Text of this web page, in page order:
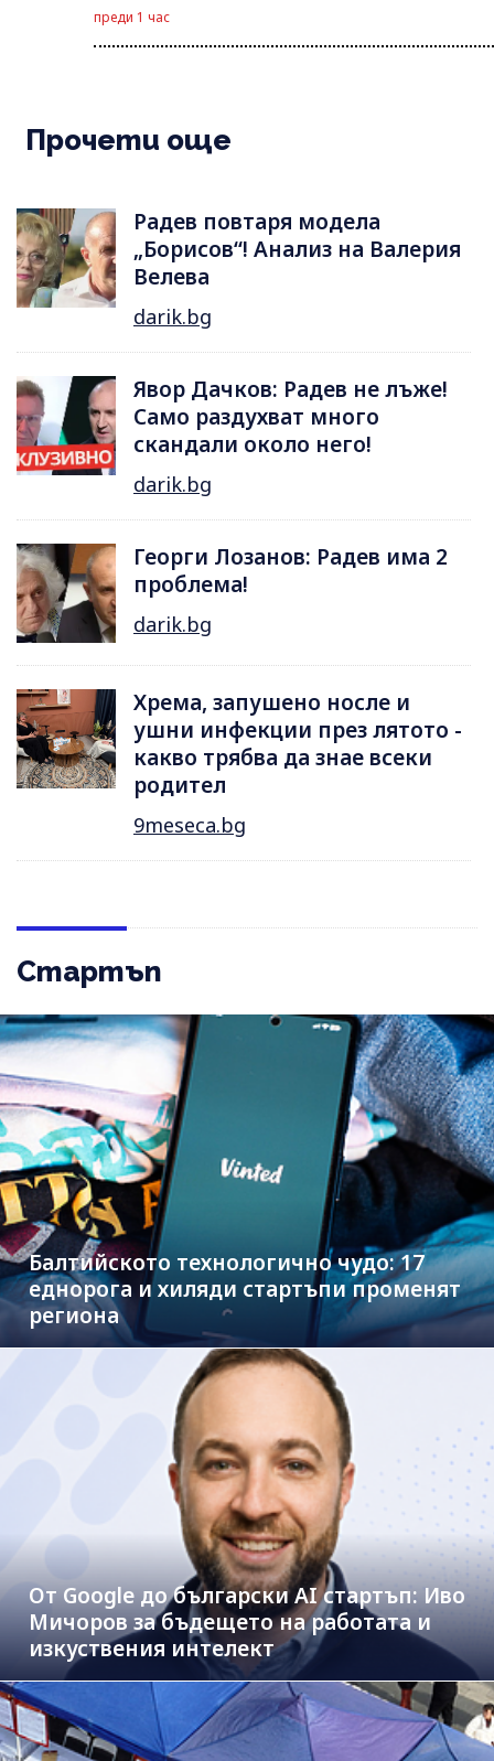
преди 1 час
Прочети още
Радев повтаря модела
„Борисов“! Анализ на Валерия
Велева
darik.bg
Явор Дачков: Радев не лъже!
Само раздухват много
скандали около него!
darik.bg
Георги Лозанов: Радев има 2
проблема!
darik.bg
Хрема, запушено носле и
ушни инфекции през лятотo -
какво трябва да знае всеки
родител
9meseca.bg
Стартъп
Балтийското технологично чудо: 17
еднорога и хиляди стартъпи променят
региона
От Google до български AI стартъп: Иво
Мичоров за бъдещето на работата и
изкуствения интелект